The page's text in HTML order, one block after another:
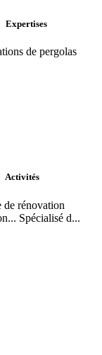
Expertises
de pergolas
Activités
de rénovation
Spécialisé d...